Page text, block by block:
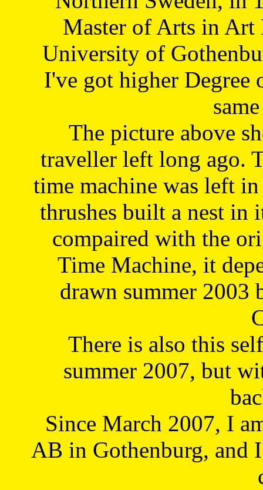
Master of Arts in Art
University of
I've got higher Degree
The picture above
traveller left long ago.
time machine was left
thrushes built a nest in
compaired with the
Time Machine, it
drawn summer 2003
There is also this
summer 2007, but
Since March 2007, I
AB in Gothenburg, and